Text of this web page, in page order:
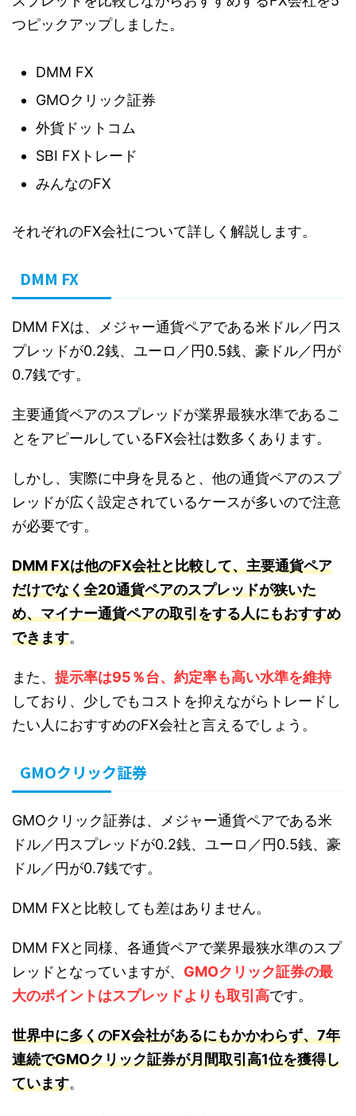
つピックアップしました。
DMM FX
GMOクリック証券
外貨ドットコム
SBI FXトレード
みんなのFX
それぞれのFX会社について詳しく解説します。
DMM FX
DMM FXは、メジャー通貨ペアである米ドル／円ス
プレッドが0.2銭、ユーロ／円0.5銭、豪ドル／円が
0.7銭です。
主要通貨ペアのスプレッドが業界最狭水準であるこ
とをアピールしているFX会社は数多くあります。
しかし、実際に中身を見ると、他の通貨ペアのスプ
レッドが広く設定されているケースが多いので注意
が必要です。
DMM FXは他のFX会社と比較して、主要通貨ペア
だけでなく全20通貨ペアのスプレッドが狭いた
め、マイナー通貨ペアの取引をする人にもおすすめ
できます。
また、 提示率は95％台、約定率も高い水準を維持
しており、少しでもコストを抑えながらトレードし
たい人におすすめのFX会社と言えるでしょう。
GMOクリック証券
GMOクリック証券は、メジャー通貨ペアである米
ドル／円スプレッドが0.2銭、ユーロ／円0.5銭、豪
ドル／円が0.7銭です。
DMM FXと比較しても差はありません。
DMM FXと同様、各通貨ペアで業界最狭水準のスプ
レッドとなっていますが、 GMOクリック証券の最
大のポイントはスプレッドよりも取引高です。
世界中に多くのFX会社があるにもかかわらず、7年
連続でGMOクリック証券が月間取引高1位を獲得し
ています。